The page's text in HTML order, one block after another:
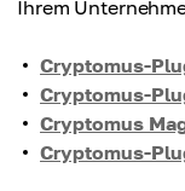
Ihrem
Cryptomus-
Cryptomus-
Cryptomus
Cryptomus-